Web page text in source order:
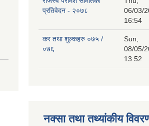
प्रतिवेदन - २०७८
06/03/
16:54
कर तथा शुल्कहरु ०७५ /
०७६
Sun,
08/05/
13:52
नक्सा तथा तथ्यांकीय